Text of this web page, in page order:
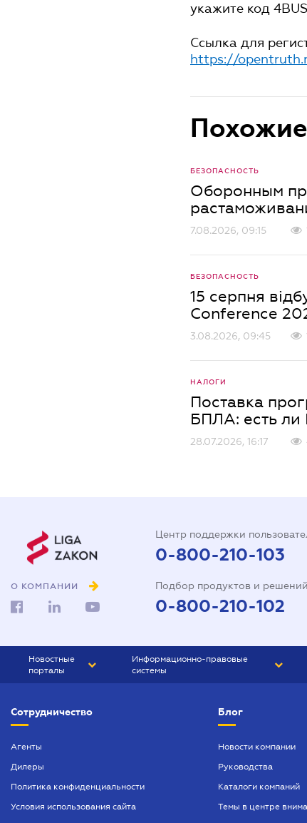
укажите код
Ссылка для
https://
БЕЗОПАСНОСТЬ
Оборонным
7.08.2026, 09:15
БЕЗОПАСНОСТЬ
15 серпня
Conference
3.08.2026, 09:45
НАЛОГИ
Поставка
БПЛА: есть ли
28.07.2026, 16:17
О КОМПАНИИ
Центр поддержки
0-800-210-103
Подбор продуктов и решений
0-800-210-102
Новостные
порталы
БИЗНЕС
Информационно-правовые
системы
БУХГАЛТЕР ПРОФ
ЮРИСТ ПРОФ
Сотрудничество
Агенты
Дилеры
Политика конфиденциальности
Условия использования сайта
Блог
Новости компании
Руководства
Каталоги компаний
Темы в центре